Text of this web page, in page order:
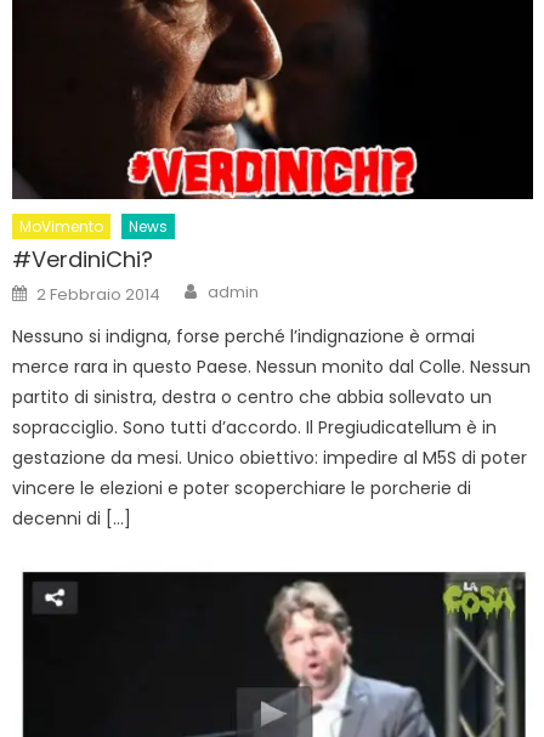
MoVimento News
#VerdiniChi?
Posted
on
2 Febbraio 2014 Author
admin
Nessuno si indigna, forse perché l’indignazione è ormai
merce rara in questo Paese. Nessun monito dal Colle. Nessun
partito di sinistra, destra o centro che abbia sollevato un
sopracciglio. Sono tutti d’accordo. Il Pregiudicatellum è in
gestazione da mesi. Unico obiettivo: impedire al M5S di poter
vincere le elezioni e poter scoperchiare le porcherie di
decenni di […]